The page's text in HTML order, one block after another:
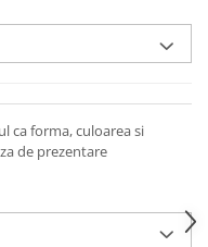
ca forma, culoarea si
de prezentare